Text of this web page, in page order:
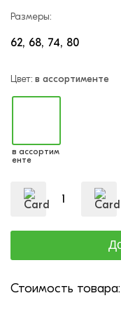
Размеры:
62 68 74 80
Цвет: в ассортименте
в ассортим
енте
Стоимость товара: